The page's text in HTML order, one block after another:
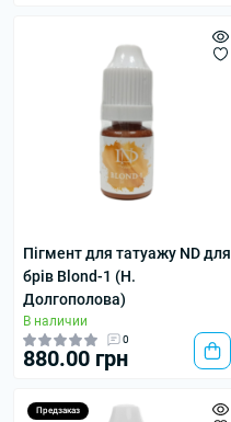
Пігмент для татуажу ND для
брів Blond-1 (Н.
Долгополова)
В наличии
0
880.00 грн
Предзаказ